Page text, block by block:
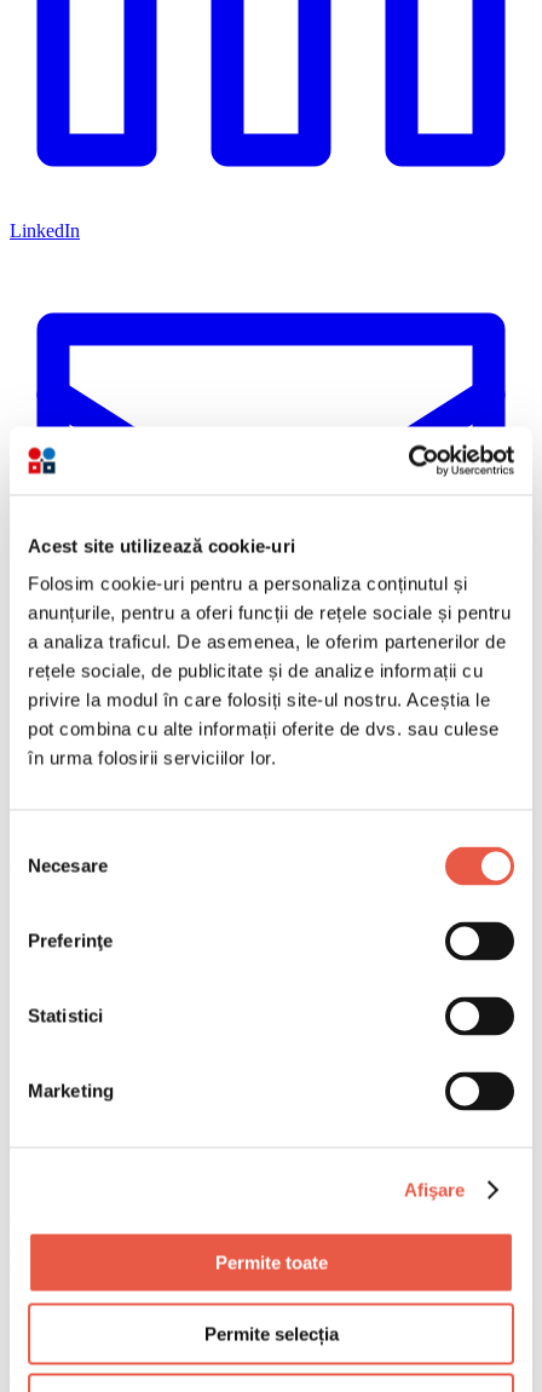
Acest site utilizează cookie-uri
Folosim cookie-uri pentru a personaliza conținutul și
anunțurile, pentru a oferi funcții de rețele sociale și pentru
a analiza traficul. De asemenea, le oferim partenerilor de
rețele sociale, de publicitate și de analize informații cu
privire la modul în care folosiți site-ul nostru. Aceștia le
pot combina cu alte informații oferite de dvs. sau culese
în urma folosirii serviciilor lor.
consimțământului
Necesare
Preferinţe
Statistici
Marketing
Afişare
Permite toate
Permite selecția
LinkedIn
Email
Copiază link
Descoperă cele mai sigure și accesibile destinații din
Portugalia: confort accesibil în sudul Europei
Portugalia: confort accesibil în sudul
Portugalia se menține constant în top datorită climatului blând,
infrastructurii moderne și unui sistem de sănătate apreciat. Regiunile
orașe precum Porto sau Braga devin alternative tot mai populare.